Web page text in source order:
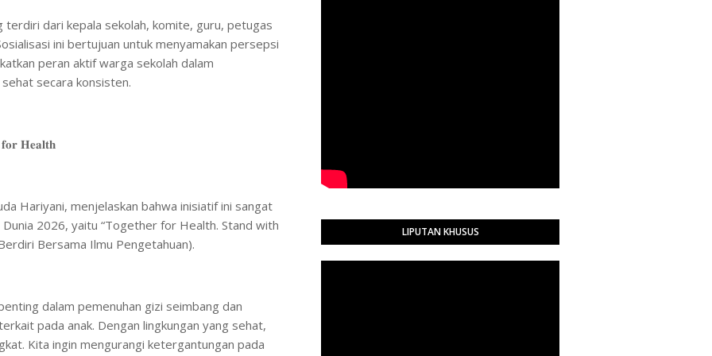
terdiri dari kepala sekolah, komite, guru, petugas
ini bertujuan untuk menyamakan persepsi
peran aktif warga sekolah dalam
secara konsisten.
𝐇𝐞𝐚𝐥𝐭𝐡
Hariyani, menjelaskan bahwa inisiatif ini sangat
2026, yaitu “Together for Health. Stand with
Bersama Ilmu Pengetahuan).
dalam pemenuhan gizi seimbang dan
pada anak. Dengan lingkungan yang sehat,
Kita ingin mengurangi ketergantungan pada
LIPUTAN KHUSUS